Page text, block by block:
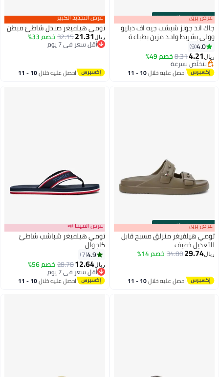
00m:00s
·باقي 100% عرض برق
جاك اند جونز شبشب جيه اف دبليو
وولي بشريط واحد مزين بطباعة
4.0
9
ريال4.21
8.31خصم 49%
بتخلّص بسرعة
بتخلّص بسرعةاحصل عليه خلال 10 - 11
2
عرض التجديد الكبير
تومي هيلفيغر صندل شاطئ مبطن
ريال21.31
32.15خصم 33%
أقل سعر في 7 يوم
احصل عليه خلال 10 - 11
00m:00s
·باقي 100%
3
عرض برق
تومي هيلفيغر منزلق مسبح قابل
للتعديل خفيف
ريال29.74
34.80خصم 14%
احصل عليه خلال 10 - 11
2
عرض الميجا 📣
تومي هيلفيغر شباشب شاطئ
كاجوال
4.9
7
ريال12.64
28.78خصم 56%
أقل سعر في 7 يوم
أقل سعر في 7 يوماحصل عليه خلال 10 - 11